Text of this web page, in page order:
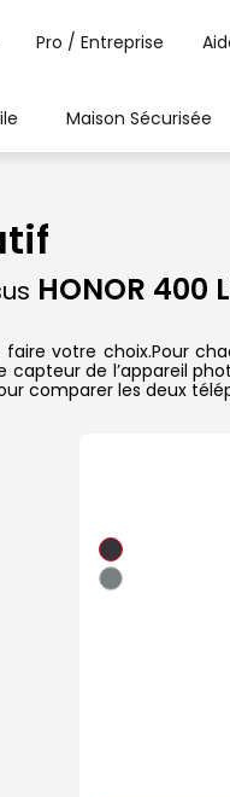
Pro / Entreprise
Maison Sécurisée
HONOR 400
faire votre choix.Pour
de l’appareil
comparer les deux